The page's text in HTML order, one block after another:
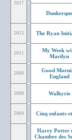
2017
Dunkerque
2013 The Ryan
2011
My Week
Marilyn
2009
Good
England
2008 Walkyrie
2004 Cinq enfants
Harry Potter
Chambre des